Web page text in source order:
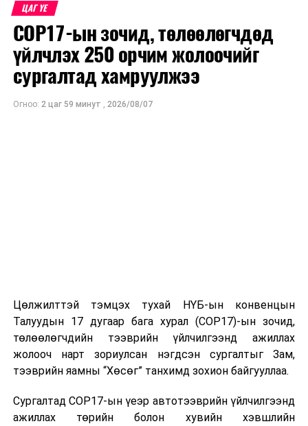
Дунд, Сэлбэ гол дагуух үзлэг шалгалтыг тогтмол хийж
байна
ЦАГ ҮЕ
COP17-ын зочид, төлөөлөгчдөд
үйлчлэх 250 орчим жолоочийг
сургалтад хамруулжээ
Огноо: 2 цаг 59 минут , 2026/08/07
Цөлжилттэй тэмцэх тухай НҮБ-ын конвенцын
Талуудын 17 дугаар бага хурал (COP17)-ын зочид,
төлөөлөгчдийн тээврийн үйлчилгээнд ажиллах
жолооч нарт зориулсан нэгдсэн сургалтыг Зам,
тээврийн яамны “Хөсөг” танхимд зохион байгууллаа.
Сургалтад COP17-ын үеэр автотээврийн үйлчилгээнд
ажиллах төрийн болон хувийн хэвшлийн